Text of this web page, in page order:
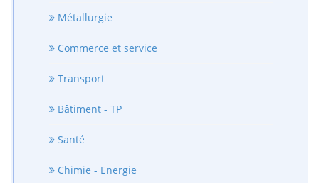
Métallurgie
Commerce et service
Transport
Bâtiment - TP
Santé
Chimie - Energie